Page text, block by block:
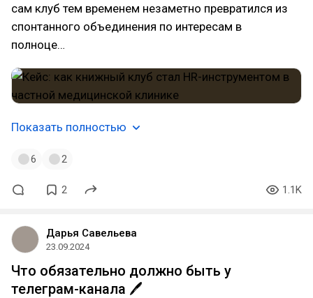
сам клуб тем временем незаметно превратился из
спонтанного объединения по интересам в
полноце…
Показать полностью
6 2
2 1.1K
Дарья Савельева
23.09.2024
Что обязательно должно быть у
телеграм-канала 🖊